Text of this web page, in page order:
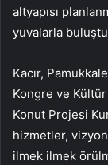
altyapısı
yuvalarla
Kacır,
Kongre ve
Konut Projesi
hizmetler,
ilmek ilmek